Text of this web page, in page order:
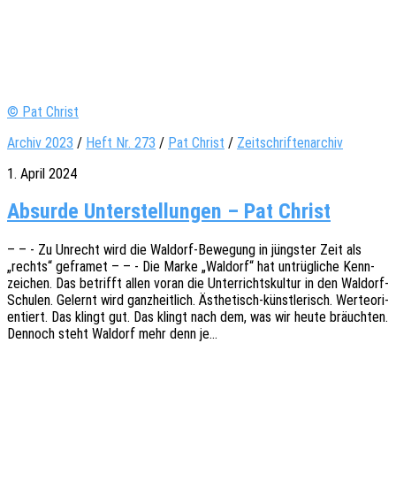
© Pat Christ
Archiv 2023 / Heft Nr. 273 / Pat Christ / Zeitschriftenarchiv
1. April 2024
Absurde Unterstellungen – Pat Christ
– – - Zu Unrecht wird die Waldorf-Bewe­­gung in jüngs­ter Zeit als
„rechts“ geframet – – - Die Marke „Waldorf“ hat untrüg­li­che Kenn­
zei­chen. Das betrifft allen voran die Unter­richts­kul­tur in den Waldorf-
Schu­­len. Gelernt wird ganz­heit­lich. Ästhetisch-künstlerisch. Werte­ori­
en­tiert. Das klingt gut. Das klingt nach dem, was wir heute bräuch­ten.
Dennoch steht Waldorf mehr denn je…